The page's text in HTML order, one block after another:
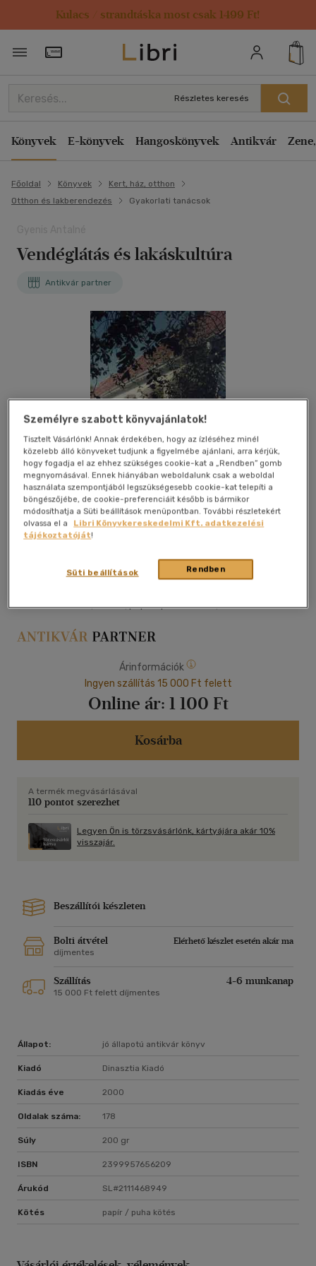
Kulacs / strandtáska most csak 1499 Ft!
Törzsvásárlói Kártya adatai
Részletes keresés
Könyvek E-könyvek Hangoskönyvek Antikvár
Főoldal Könyvek
Kert, ház, otthon
Otthon és lakberendezés
Gyakorlati tanácsok
Vendéglátás és lakáskultúra
Antikvár partner
Dinasztia Kiadó|2000|papír / puha kötés|178 oldal
Árinformációk
Ingyen szállítás 15 000 Ft felett
Online ár: 1 100 Ft
Kosárba
A termék megvásárlásával
110 pontot szerezhet
Legyen Ön is törzsvásárlónk, kártyájára akár 10%
visszajár.
Beszállítói készleten
Bolti átvétel
Elérhető készlet esetén akár ma
díjmentes
Szállítás 4-6 munkanap
15 000 Ft felett díjmentes
Állapot: jó állapotú antikvár könyv
Kiadó Dinasztia Kiadó
Kiadás éve 2000
Oldalak száma: 178
Súly 200 gr
ISBN 2399957656209
Árukód SL#2111468949
Kötés papír / puha kötés
Személyre szabott könyvajánlatok!
Tisztelt Vásárlónk! Annak érdekében, hogy az ízléséhez minél
közelebb álló könyveket tudjunk a figyelmébe ajánlani, arra kérjük,
hogy fogadja el az ehhez szükséges cookie-kat a „Rendben” gomb
megnyomásával. Ennek hiányában weboldalunk csak a weboldal
használata szempontjából legszükségesebb cookie-kat telepíti a
böngészőjébe, de cookie-preferenciáit később is bármikor
módosíthatja a Süti beállítások menüpontban. További részletekért
olvassa el a
Libri Könyvkereskedelmi Kft. adatkezelési
tájékoztatóját!
Rendben
Süti beállítások